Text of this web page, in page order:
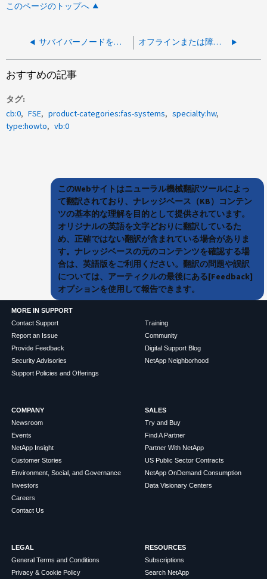
このページのトップへ
サバイバーノードをソースとして使用してマザーボード交換中にSPまたはBMCを更新する方法 オフラインまたは障害が発生したNVMe Flash Cacheを更新する方法
おすすめの記事
タグ
cb:0
FSE product-categories:fas-systems
specialty:hw
type:howto
vb:0
このWebサイトはニューラル機械翻訳ツールによっ
て翻訳されており、ナレッジベース（KB）コンテン
ツの基本的な理解を目的として提供されています。
オリジナルの英語を文字どおりに翻訳しているた
め、正確ではない翻訳が含まれている場合がありま
す。ナレッジベースの元のコンテンツを確認する場
合は、英語版をご利用ください。翻訳の問題や誤訳
については、アーティクルの最後にある[Feedback]
オプションを使用して報告できます。
MORE IN SUPPORT
Contact Support
Report an Issue
Provide Feedback
Security Advisories
Support Policies and Offerings
Training
Community
Digital Support Blog
NetApp Neighborhood
COMPANY
Newsroom
Events
NetApp Insight
Customer Stories
Environment, Social, and Governance
Investors
Careers
Contact Us
SALES
Try and Buy
Find A Partner
Partner With NetApp
US Public Sector Contracts
NetApp OnDemand Consumption
Data Visionary Centers
LEGAL
General Terms and Conditions
Privacy & Cookie Policy
RESOURCES
Subscriptions
Search NetApp